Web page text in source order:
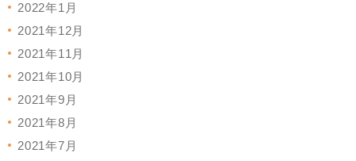
2022年1月
2021年12月
2021年11月
2021年10月
2021年9月
2021年8月
2021年7月